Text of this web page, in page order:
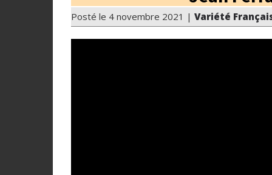
Posté le 4 novembre 2021 | Variété